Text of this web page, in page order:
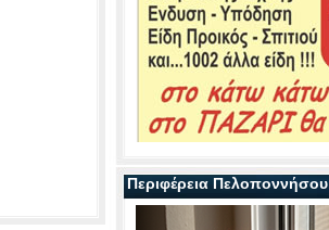
Περιφέρεια Πελοποννήσου